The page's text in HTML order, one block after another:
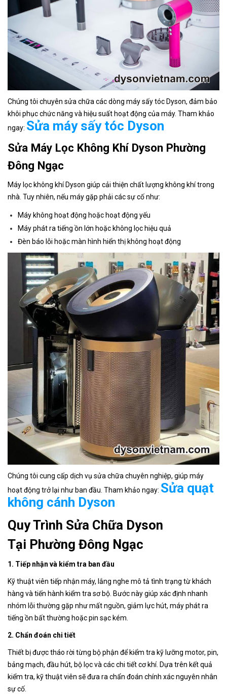
Chúng tôi chuyên sửa chữa các dòng máy sấy tóc Dyson, đảm bảo
khôi phục chức năng và hiệu suất hoạt động của máy. Tham khảo
ngay: Sửa máy sấy tóc Dyson
Sửa Máy Lọc Không Khí Dyson Phường
Đông Ngạc
Máy lọc không khí Dyson giúp cải thiện chất lượng không khí trong
nhà. Tuy nhiên, nếu máy gặp phải các sự cố như:
Máy không hoạt động hoặc hoạt động yếu
Máy phát ra tiếng ồn lớn hoặc không lọc hiệu quả
Đèn báo lỗi hoặc màn hình hiển thị không hoạt động
Chúng tôi cung cấp dịch vụ sửa chữa chuyên nghiệp, giúp máy
hoạt động trở lại như ban đầu. Tham khảo ngay: Sửa quạt
không cánh Dyson
Quy Trình Sửa Chữa Dyson
Tại Phường Đông Ngạc
1. Tiếp nhận và kiểm tra ban đầu
Kỹ thuật viên tiếp nhận máy, lắng nghe mô tả tình trạng từ khách
hàng và tiến hành kiểm tra sơ bộ. Bước này giúp xác định nhanh
nhóm lỗi thường gặp như mất nguồn, giảm lực hút, máy phát ra
tiếng ồn bất thường hoặc pin sạc kém.
2. Chẩn đoán chi tiết
Thiết bị được tháo rời từng bộ phận để kiểm tra kỹ lưỡng motor, pin,
bảng mạch, đầu hút, bộ lọc và các chi tiết cơ khí. Dựa trên kết quả
kiểm tra, kỹ thuật viên sẽ đưa ra chẩn đoán chính xác nguyên nhân
sự cố.